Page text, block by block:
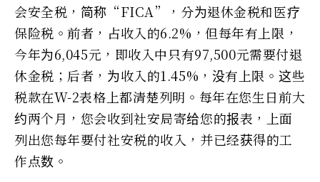
会安全税，简称“FICA”，分为退休金税和医疗
保险税。前者，占收入的6.2%，但每年有上限，
今年为6,045元，即收入中只有97,500元需要付退
休金税；后者，为收入的1.45%，没有上限。这些
税款在W-2表格上都清楚列明。每年在您生日前大
约两个月，您会收到社安局寄给您的报表，上面
列出您每年要付社安税的收入，并已经获得的工
作点数。